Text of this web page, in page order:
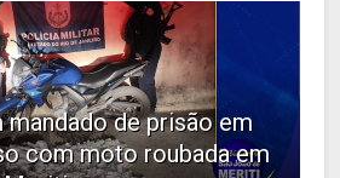
de prisão em
com moto roubada em